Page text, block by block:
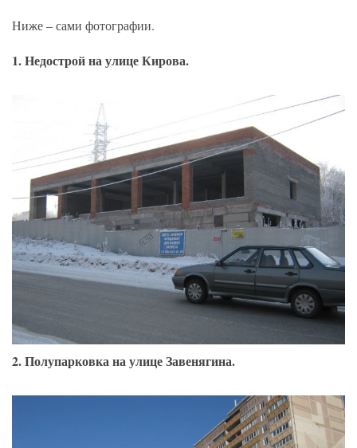
Ниже – сами фотографии.
1. Недострой на улице Кирова.
2. Полупарковка на улице Завенягина.